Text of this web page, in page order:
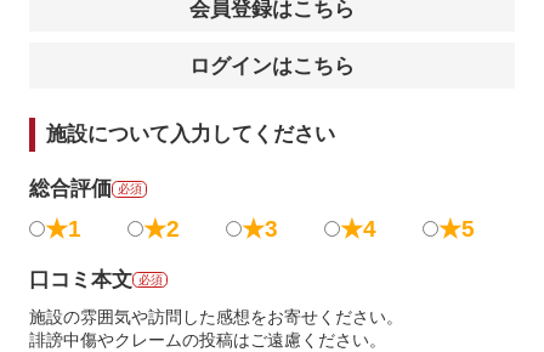
会員登録はこちら
ログインはこちら
施設について入力してください
総合評価 必須
★1 ★2 ★3 ★4 ★5
口コミ本文 必須
施設の雰囲気や訪問した感想をお寄せください。
誹謗中傷やクレームの投稿はご遠慮ください。